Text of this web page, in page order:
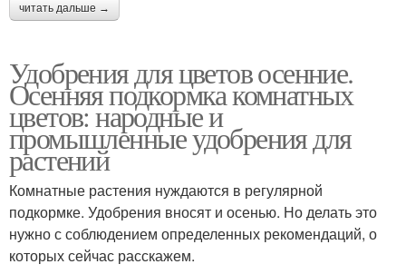
читать дальше →
Удобрения для цветов осенние.
Осенняя подкормка комнатных
цветов: народные и
промышленные удобрения для
растений
Комнатные растения нуждаются в регулярной
подкормке. Удобрения вносят и осенью. Но делать это
нужно с соблюдением определенных рекомендаций, о
которых сейчас расскажем.